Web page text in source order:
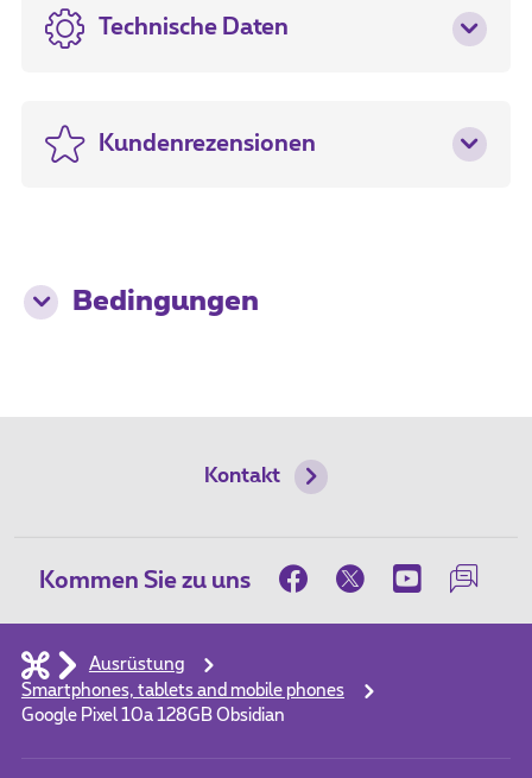
Technische Daten
Kundenrezensionen
Bedingungen
Kontakt
Kommen Sie zu uns
Ausrüstung
Smartphones, tablets and mobile phones
Google Pixel 10a 128GB Obsidian